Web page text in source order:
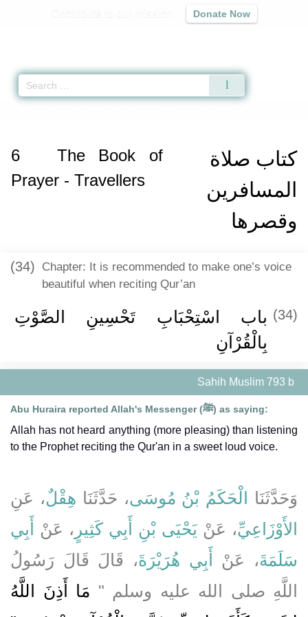
Donate Now
كتاب صلاة
المسافرين
وقصرها
6
The Book of
Prayer - Travellers
(34) Chapter: It is recommended to make one’s voice
beautiful when reciting Qur’an
(34) باب اسْتِحْبَابِ تَحْسِينِ الصَّوْتِ
بِالْقُرْآنِ ‏
Sahih Muslim 793 b
Abu Huraira reported Allah's Messenger (ﷺ) as saying:
Allah has not heard anything (more pleasing) than listening
to the Prophet reciting the Qur'an in a sweet loud voice.
وَحَدَّثَنَا الْحَكَمُ بْنُ مُوسَى، حَدَّثَنَا هِقْلٌ، عَنِ
الأَوْزَاعِيِّ، عَنْ يَحْيَى بْنِ أَبِي كَثِيرٍ ، عَنْ
أَبِي
سَلَمَةَ، عَنْ أَبِي هُرَيْرَةَ، قَالَ قَالَ رَسُولُ
اللَّهِ صلى الله عليه وسلم ‏"‏ مَا أَذِنَ اللَّهُ